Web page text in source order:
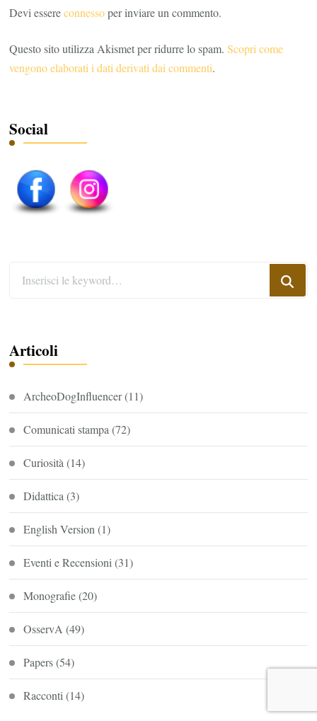
Devi essereconnessoper inviare un commento.
Questo sito utilizza Akismet per ridurre lo spam.Scopri come
vengono elaborati i dati derivati dai commenti.
Social
Articoli
ArcheoDogInfluencer(11)
Comunicati stampa (72)
Curiosità (14)
Didattica (3)
English Version (1)
Eventi e Recensioni (31)
Monografie(20)
OsservA (49)
Papers(54)
Racconti (14)